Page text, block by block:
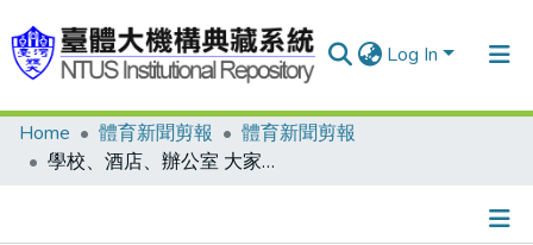
Log In
Communities & Collections
Home 體育新聞剪報
體育新聞剪報
學校、酒店、辦公室 大家都在談論…… 歸化？呂明賜說不！/金人隨筆 呂明賜堅毅自信必成巨人之星